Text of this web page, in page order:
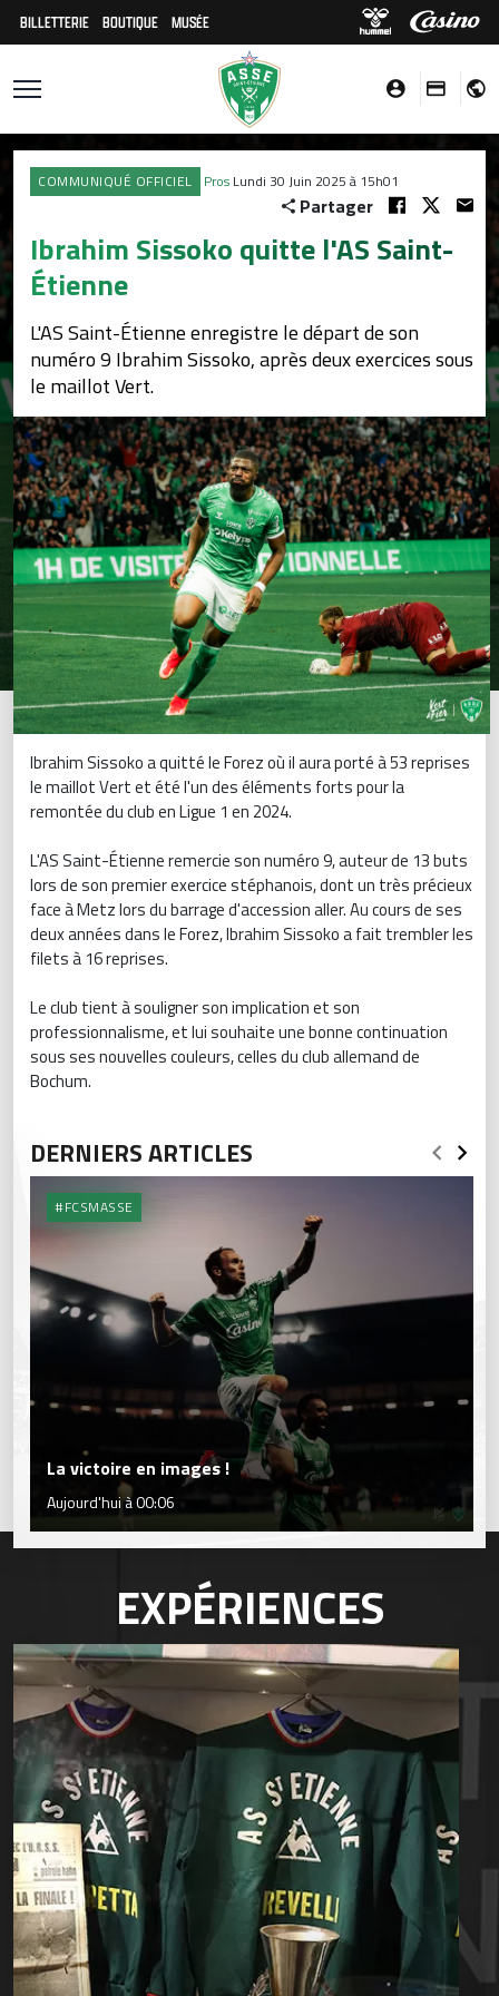
BILLETTERIE BOUTIQUE MUSÉE
COMMUNIQUÉ OFFICIEL Pros Lundi 30 Juin 2025 à 15h01
Partager
Ibrahim Sissoko quitte l'AS Saint-
Étienne
L'AS Saint-Étienne enregistre le départ de son
numéro 9 Ibrahim Sissoko, après deux exercices sous
le maillot Vert.
Ibrahim Sissoko a quitté le Forez où il aura porté à 53 reprises
le maillot Vert et été l'un des éléments forts pour la
remontée du club en Ligue 1 en 2024.
L'AS Saint-Étienne remercie son numéro 9, auteur de 13 buts
lors de son premier exercice stéphanois, dont un très précieux
face à Metz lors du barrage d'accession aller. Au cours de ses
deux années dans le Forez, Ibrahim Sissoko a fait trembler les
filets à 16 reprises.
Le club tient à souligner son implication et son
professionnalisme, et lui souhaite une bonne continuation
sous ses nouvelles couleurs, celles du club allemand de
Bochum.
DERNIERS ARTICLES
#FCSMASSE
La victoire en images !
Aujourd'hui à 00:06
EXPÉRIENCES